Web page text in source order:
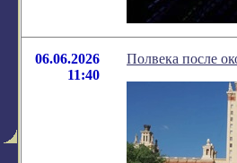
06.06.2026
11:40
Полвека после